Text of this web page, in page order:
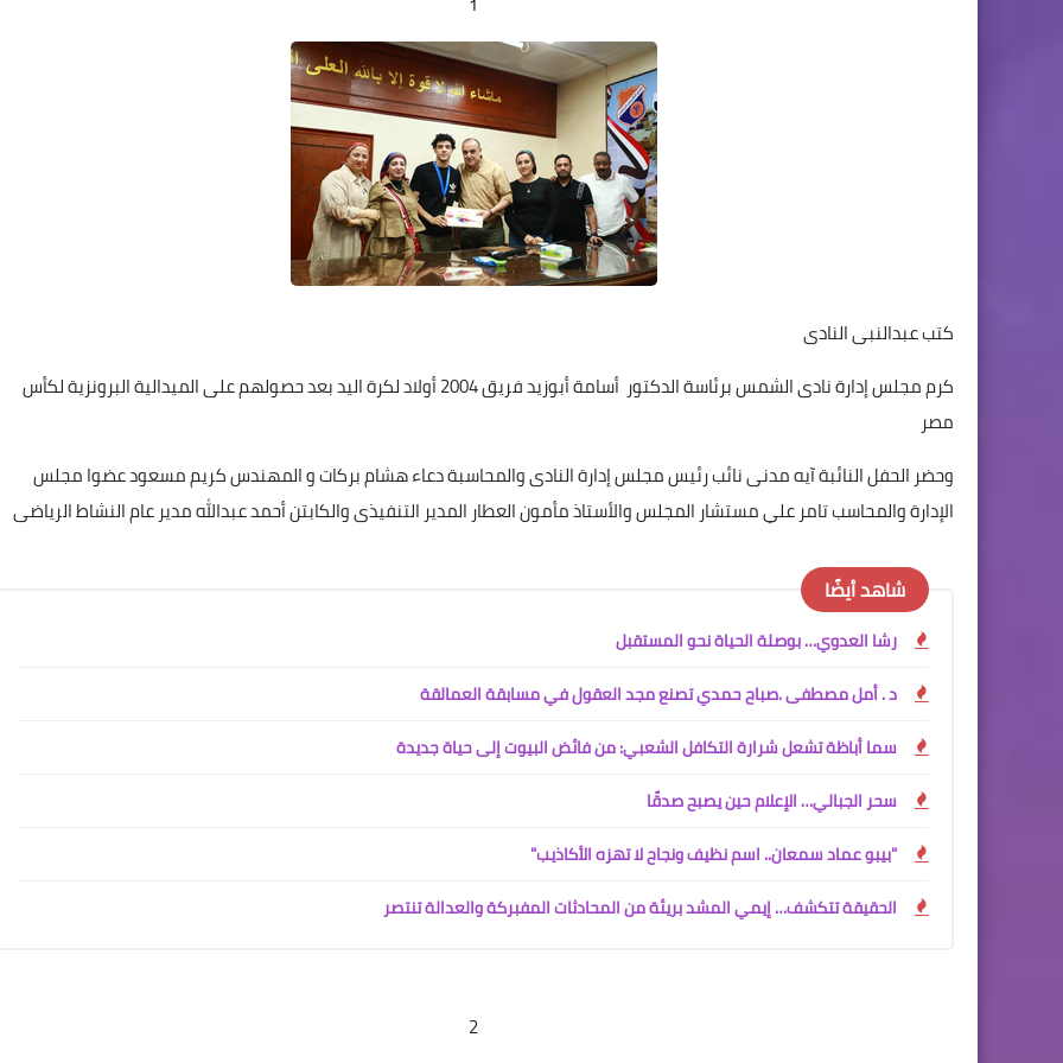
كتب عبدالنبى النادى
كرم مجلس إدارة نادى الشمس برئاسة الدكتور أسامة أبوزيد فريق 2004 أولاد لكرة اليد بعد حصولهم على الميدالية البرونزية لكأس
مصر
وحضر الحفل النائبة آيه مدنى نائب رئيس مجلس إدارة النادى والمحاسبة دعاء هشام بركات و المهندس كريم مسعود عضوا مجلس
الإدارة والمحاسب تامر علي مستشار المجلس والأستاذ مأمون العطار المدير التنفيذى والكابتن أحمد عبدالله مدير عام النشاط الرياضى
شاهد أيضًا
رشا العدوي… بوصلة الحياة نحو المستقبل
د . أمل مصطفى .صباح حمدي تصنع مجد العقول في مسابقة العمالقة
سما أباظة تشعل شرارة التكافل الشعبي: من فائض البيوت إلى حياة جديدة
سحر الجبالي… الإعلام حين يصبح صدقًا
"بيبو عماد سمعان.. اسم نظيف ونجاح لا تهزه الأكاذيب"
الحقيقة تتكشف… إيمي المشد بريئة من المحادثات المفبركة والعدالة تنتصر
2
Elshamy
Elshamy
Elshamy
Elshamy
Elshamy